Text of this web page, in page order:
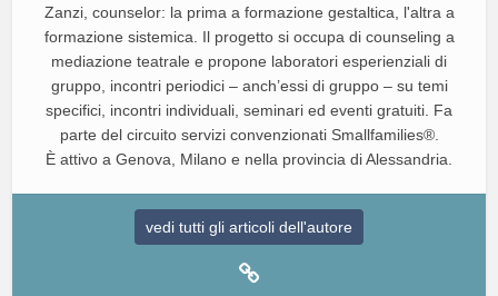
Zanzi, counselor: la prima a formazione gestaltica, l'altra a
formazione sistemica. Il progetto si occupa di counseling a
mediazione teatrale e propone laboratori esperienziali di
gruppo, incontri periodici – anch’essi di gruppo – su temi
specifici, incontri individuali, seminari ed eventi gratuiti. Fa
parte del circuito servizi convenzionati Smallfamilies®.
È attivo a Genova, Milano e nella provincia di Alessandria.
vedi tutti gli articoli dell'autore